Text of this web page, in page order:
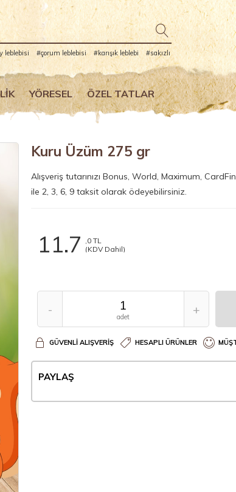
leblebisi #çorum leblebisi #karışık leblebi #sakızlı
leblebi #mantı
YÖRESEL ÖZEL TATLAR
Kuru Üzüm 275 gr
Alışveriş tutarınızı Bonus, World, Maximum,
ile 2, 3, 6, 9 taksit olarak ödeyebilirsiniz.
11.7 ,0 TL
(KDV Dahil)
- adet +
GÜVENLI ALIŞVERIŞ HESAPLI ÜRÜNLER
PAYLAŞ